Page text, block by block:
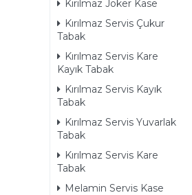
Kırılmaz Joker Kase
Kırılmaz Servis Çukur
Tabak
Kırılmaz Servis Kare
Kayık Tabak
Kırılmaz Servis Kayık
Tabak
Kırılmaz Servis Yuvarlak
Tabak
Kırılmaz Servis Kare
Tabak
Melamin Servis Kase